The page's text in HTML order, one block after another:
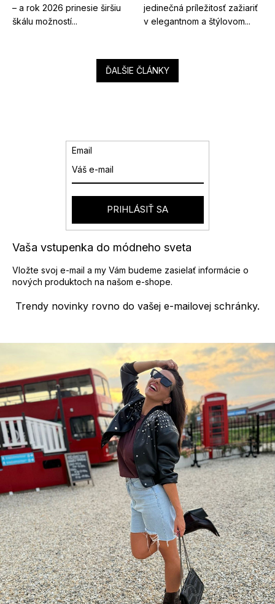
– a rok 2026 prinesie širšiu
škálu možností...
jedinečná príležitosť zažiariť
v elegantnom a štýlovom...
ĎALŠIE ČLÁNKY
Trendy novinky rovno do vašej e-mailovej schránky.
Vaša vstupenka do módneho sveta
Vložte svoj e-mail a my Vám budeme zasielať informácie o
nových produktoch na našom e-shope.
Email
PRIHLÁSIŤ SA